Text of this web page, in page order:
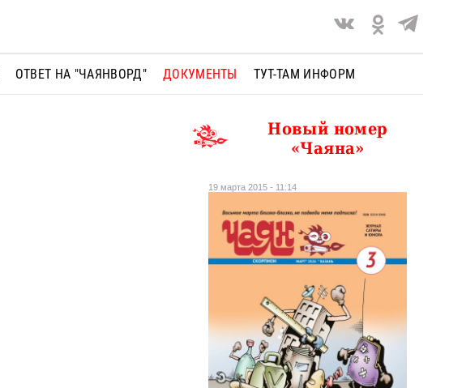
ОТВЕТ НА "ЧАЯНВОРД" ДОКУМЕНТЫ ТУТ-ТАМ ИНФОРМ
Новый номер
«Чаяна»
19 марта 2015 - 11:14